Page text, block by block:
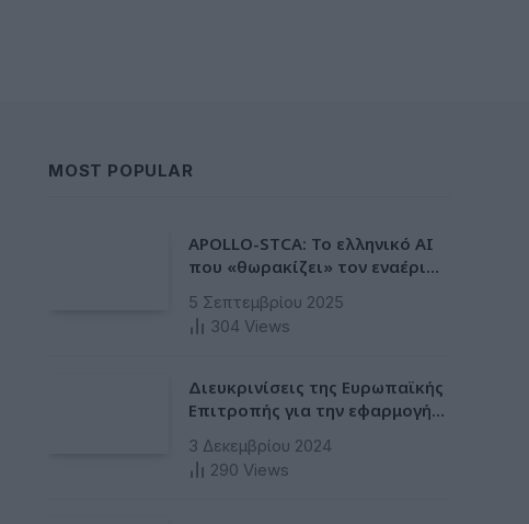
MOST POPULAR
APOLLO-STCA: Το ελληνικό AI
που «θωρακίζει» τον εναέριο
ασφάλειας στα αεροδρόμια
5 Σεπτεμβρίου 2025
304 Views
Διευκρινίσεις της Ευρωπαϊκής
Επιτροπής για την εφαρμογή
Ευρωπαϊκή Ενωση
3 Δεκεμβρίου 2024
290 Views